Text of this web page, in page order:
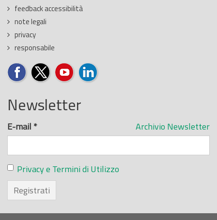
feedback accessibilità
note legali
privacy
responsabile
Newsletter
Archivio Newsletter
E-mail *
Privacy e Termini di Utilizzo
Registrati